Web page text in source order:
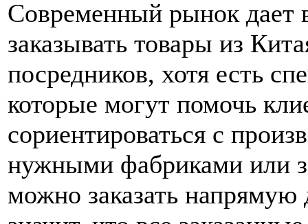
Современный рынок дает
заказывать товары из
посредников, хотя есть
которые могут помочь
сориентироваться с
нужными фабриками или
можно заказать напрямую